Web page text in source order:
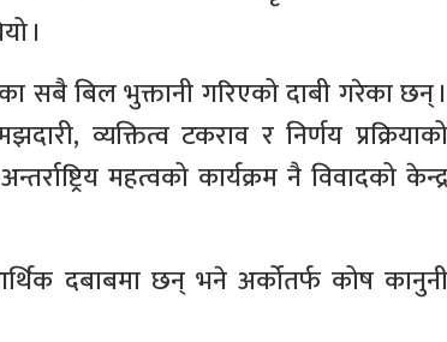
।
बिल भुक्तानी गरिएको दाबी गरेका छन् ।
व्यक्तित्व टकराव र निर्णय प्रक्रियाको
महत्वको कार्यक्रम नै विवादको केन्द्र
दबाबमा छन् भने अर्कोतर्फ कोष कानुनी